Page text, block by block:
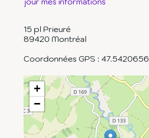
15 pl Prieuré
89420 Montréal
Coordonnées GPS : 47.5420656
+
−